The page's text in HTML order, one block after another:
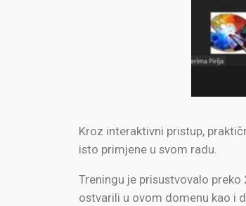
Kroz interaktivni pristup,
isto primjene u svom radu.
Treningu je prisustvovalo
ostvarili u ovom domenu kao i